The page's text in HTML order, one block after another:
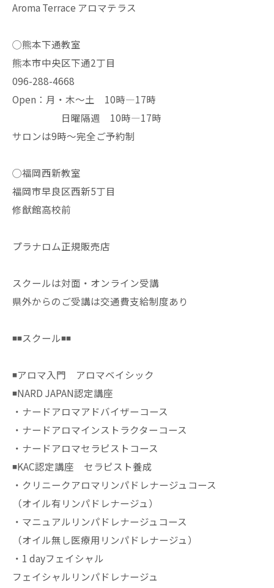
Aroma Terrace アロマテラス
◯熊本下通教室
熊本市中央区下通2丁目
096-288-4668
Open：月・木〜土 10時—17時
日曜隔週 10時—17時
サロンは9時〜完全ご予約制
◯福岡西新教室
福岡市早良区西新5丁目
修猷館高校前
プラナロム正規販売店
スクールは対面・オンライン受講
県外からのご受講は交通費支給制度あり
◾️◾️スクール◾️◾️
◾️アロマ入門 アロマベイシック
◾️NARD JAPAN認定講座
・ナードアロマアドバイザーコース
・ナードアロマインストラクターコース
・ナードアロマセラピストコース
◾️KAC認定講座 セラピスト養成
・クリニークアロマリンパドレナージュコース
（オイル有リンパドレナージュ）
・マニュアルリンパドレナージュコース
（オイル無し医療用リンパドレナージュ）
・1 dayフェイシャル
フェイシャルリンパドレナージュ